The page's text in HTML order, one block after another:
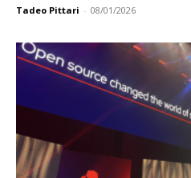
Tadeo Pittari - 08/01/2026